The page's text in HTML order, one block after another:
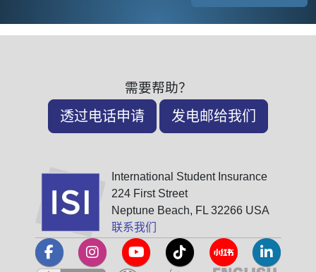
需要帮助？
透过电话申请 发电邮给我们
International Student Insurance
224 First Street
Neptune Beach, FL 32266 USA
联系我们